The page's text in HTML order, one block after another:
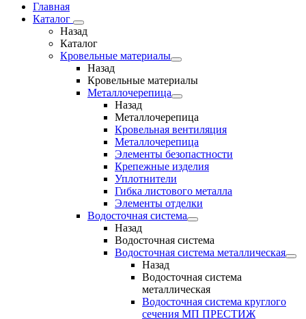
Главная
Каталог
Назад
Каталог
Кровельные материалы
Назад
Кровельные материалы
Металлочерепица
Назад
Металлочерепица
Кровельная вентиляция
Металлочерепица
Элементы безопастности
Крепежные изделия
Уплотнители
Гибка листового металла
Элементы отделки
Водосточная система
Назад
Водосточная система
Водосточная система металлическая
Назад
Водосточная система
металлическая
Водосточная система круглого
сечения МП ПРЕСТИЖ